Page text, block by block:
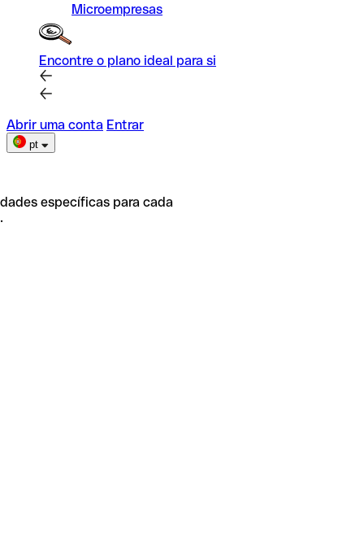
Microempresas
Encontre o plano ideal para si
Abrir uma conta Entrar
pt
específicas para cada